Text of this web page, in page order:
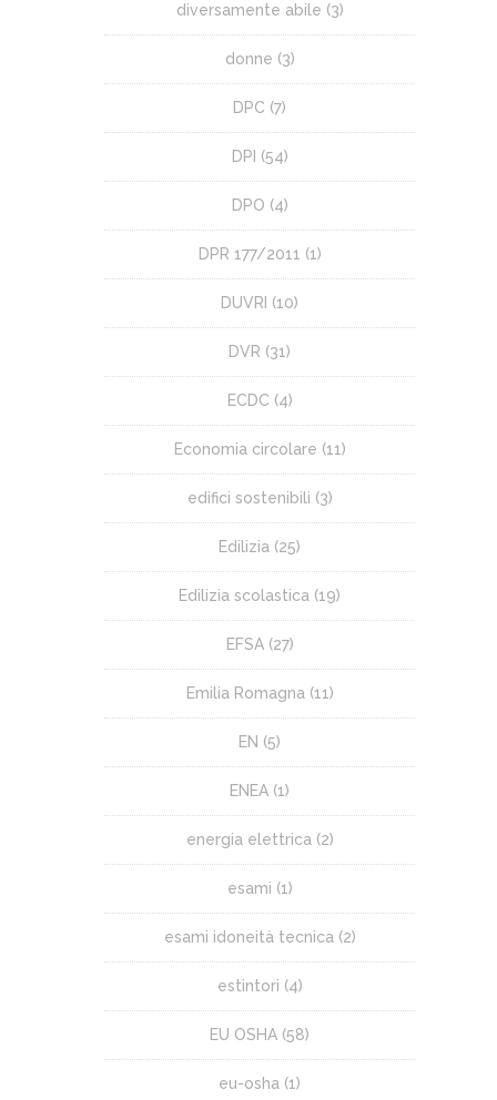
diversamente abile (3)
donne (3)
DPC (7)
DPI (54)
DPO (4)
DPR 177/2011 (1)
DUVRI (10)
DVR (31)
ECDC (4)
Economia circolare (11)
edifici sostenibili (3)
Edilizia (25)
Edilizia scolastica (19)
EFSA(27)
Emilia Romagna(11)
EN (5)
ENEA (1)
energia elettrica(2)
esami (1)
esami idoneità tecnica(2)
estintori (4)
EU OSHA (58)
eu-osha (1)